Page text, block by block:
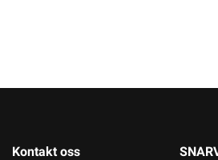
Kontakt oss